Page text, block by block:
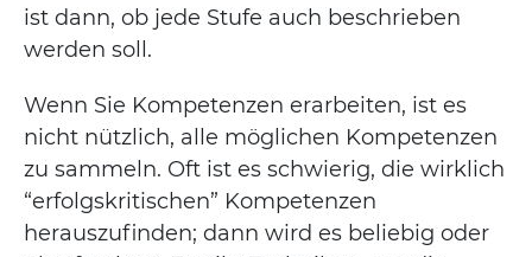
ist dann, ob jede Stufe auch beschrieben
werden soll.
Wenn Sie Kompetenzen erarbeiten, ist es
nicht nützlich, alle möglichen Kompetenzen
zu sammeln. Oft ist es schwierig, die wirklich
“erfolgskritischen” Kompetenzen
herauszufinden; dann wird es beliebig oder